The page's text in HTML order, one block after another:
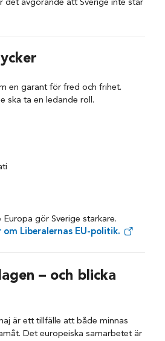
det avgörande att Sverige inte står
en garant för fred och frihet.
ska ta en ledande roll.
gör Sverige starkare.
om Liberalernas EU-politik.
– och blicka
är ett tillfälle att både minnas
Det europeiska samarbetet är